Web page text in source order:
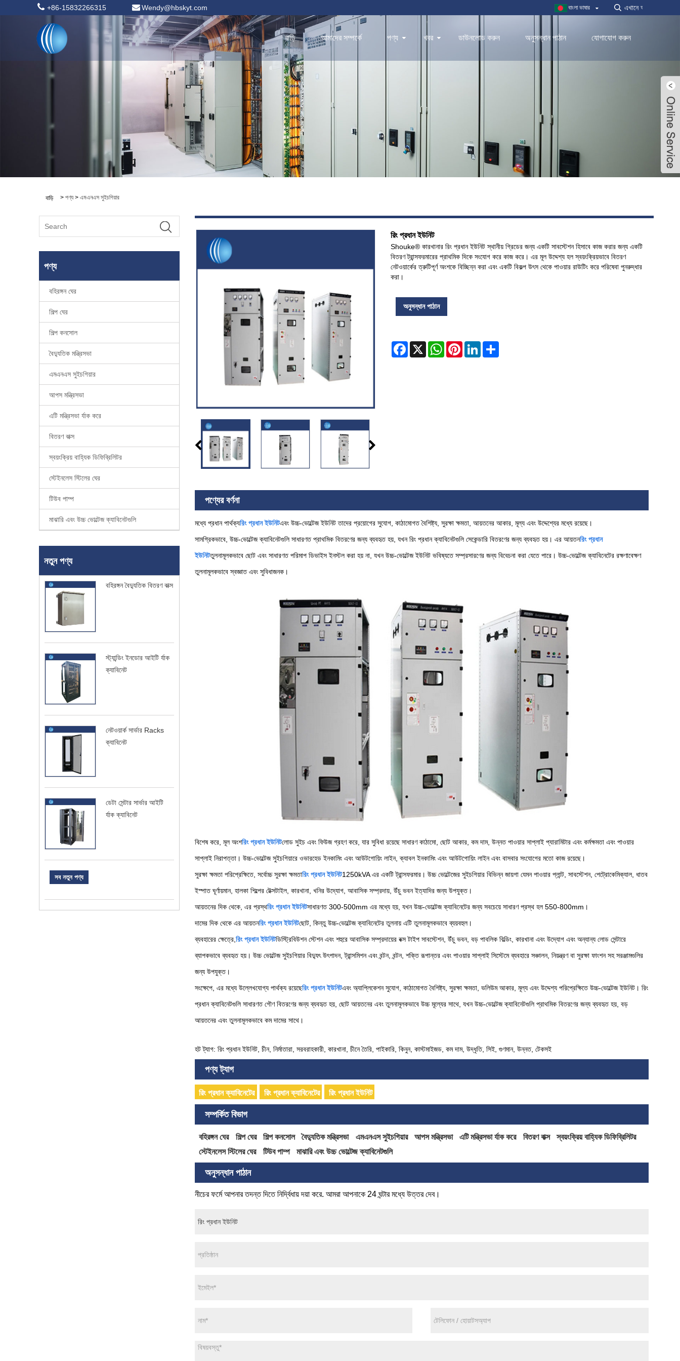
+86-15832266315 Wendy@hbskyt.com বাংলা ভাষার
বাড়ি আমাদের সম্পর্কে পণ্য খবর ডাউনলোড করুন অনুসন্ধান পাঠান যোগাযোগ করুন
বাড়ি > পণ্য> এমএনএস সুইচগিয়ার
পণ্য
বহিরঙ্গন ঘের
শিল্প ঘের
শিল্প কনসোল
বৈদ্যুতিক মন্ত্রিসভা
এমএনএস সুইচগিয়ার
আপস মন্ত্রিসভা
এটি মন্ত্রিসভা র্যাক করে
বিতরণ বাক্স
স্বয়ংক্রিয় বাহ্যিক ডিফিব্রিলিটর
স্টেইনলেস স্টিলের ঘের
টিউব পাম্প
মাঝারি এবং উচ্চ ভোল্টেজ ক্যাবিনেটগুলি
নতুন পণ্য
বহিরঙ্গন বৈদ্যুতিক বিতরণ বাক্স
স্ট্যান্ডিং ইনডোর আইটি র্যাক
ক্যাবিনেট
নেটওয়ার্ক সার্ভার Racks
ক্যাবিনেট
ডেটা সেন্টার সার্ভার আইটি
র্যাক ক্যাবিনেট
সব নতুন পণ্য
রিং প্রধান ইউনিট
Shouke® কারখানার রিং প্রধান ইউনিট স্থানীয় গ্রিডের জন্য একটি সাবস্টেশন হিসাবে কাজ করার জন্য একটি
বিতরণ ট্রান্সফরমারের প্রাথমিক দিকে সংযোগ করে কাজ করে। এর মূল উদ্দেশ্য হল স্বয়ংক্রিয়ভাবে বিতরণ
নেটওয়ার্কের ত্রুটিপূর্ণ অংশকে বিচ্ছিন্ন করা এবং একটি বিকল্প উৎস থেকে পাওয়ার রাউটিং করে পরিষেবা পুনরুদ্ধার
করা।
অনুসন্ধান পাঠান
Facebook
X WhatsAppPinterestLinkedIn
পণ্যের বর্ণনা
মধ্যে প্রধান পার্থক্যরিং প্রধান ইউনিটএবং উচ্চ-ভোল্টেজ ইউনিট তাদের প্রয়োগের সুযোগ, কাঠামোগত বৈশিষ্ট্য, সুরক্ষা ক্ষমতা, আয়তনের আকার, মূল্য এবং উদ্দেশ্যের মধ্যে রয়েছে।
সামগ্রিকভাবে, উচ্চ-ভোল্টেজ ক্যাবিনেটগুলি সাধারণত প্রাথমিক বিতরণের জন্য ব্যবহৃত হয়, যখন রিং প্রধান ক্যাবিনেটগুলি সেকেন্ডারি বিতরণের জন্য ব্যবহৃত হয়। এর আয়তনরিং প্রধান
ইউনিটতুলনামূলকভাবে ছোট এবং সাধারণত পরিমাপ ডিভাইস ইনস্টল করা হয় না, যখন উচ্চ-ভোল্টেজ ইউনিট ভবিষ্যতে সম্প্রসারণের জন্য বিবেচনা করা যেতে পারে। উচ্চ-ভোল্টেজ ক্যাবিনেটের রক্ষণাবেক্ষণ
তুলনামূলকভাবে স্বজ্ঞাত এবং সুবিধাজনক।
বিশেষ করে, মূল অংশরিং প্রধান ইউনিটলোড সুইচ এবং ফিউজ গ্রহণ করে, যার সুবিধা রয়েছে সাধারণ কাঠামো, ছোট আকার, কম দাম, উন্নত পাওয়ার সাপ্লাই প্যারামিটার এবং কর্মক্ষমতা এবং পাওয়ার
সাপ্লাই নিরাপত্তা। উচ্চ-ভোল্টেজ সুইচগিয়ারে ওভারহেড ইনকামিং এবং আউটগোয়িং লাইন, ক্যাবল ইনকামিং এবং আউটগোয়িং লাইন এবং বাসবার সংযোগের মতো কাজ রয়েছে।
সুরক্ষা ক্ষমতা পরিপ্রেক্ষিতে, সর্বোচ্চ সুরক্ষা ক্ষমতারিং প্রধান ইউনিট1250kVA এর একটি ট্রান্সফরমার। উচ্চ ভোল্টেজের সুইচগিয়ার বিভিন্ন জায়গা যেমন পাওয়ার প্লান্ট, সাবস্টেশন, পেট্রোকেমিক্যাল, ধাতব
ইস্পাত ঘূর্ণায়মান, হালকা শিল্পের টেক্সটাইল, কারখানা, খনির উদ্যোগ, আবাসিক সম্প্রদায়, উঁচু ভবন ইত্যাদির জন্য উপযুক্ত।
আয়তনের দিক থেকে, এর প্রস্থরিং প্রধান ইউনিটসাধারণত 300-500mm এর মধ্যে হয়, যখন উচ্চ-ভোল্টেজ ক্যাবিনেটের জন্য সবচেয়ে সাধারণ প্রস্থ হল 550-800mm।
দামের দিক থেকে এর আয়তনরিং প্রধান ইউনিটছোট, কিন্তু উচ্চ-ভোল্টেজ ক্যাবিনেটের তুলনায় এটি তুলনামূলকভাবে ব্যয়বহুল।
ব্যবহারের ক্ষেত্রে,রিং প্রধান ইউনিটডিস্ট্রিবিউশন স্টেশন এবং শহুরে আবাসিক সম্প্রদায়ের বক্স টাইপ সাবস্টেশন, উঁচু ভবন, বড় পাবলিক বিল্ডিং, কারখানা এবং উদ্যোগ এবং অন্যান্য লোড সেন্টারে
ব্যাপকভাবে ব্যবহৃত হয়। উচ্চ ভোল্টেজ সুইচগিয়ার বিদ্যুৎ উৎপাদন, ট্রান্সমিশন এবং বন্টন, বন্টন, শক্তি রূপান্তর এবং পাওয়ার সাপ্লাই সিস্টেমে ব্যবহারে সঞ্চালন, নিয়ন্ত্রণ বা সুরক্ষা ফাংশন সহ সরঞ্জামগুলির
জন্য উপযুক্ত।
সংক্ষেপে, এর মধ্যে উল্লেখযোগ্য পার্থক্য রয়েছেরিং প্রধান ইউনিটএবং অ্যাপ্লিকেশন সুযোগ, কাঠামোগত বৈশিষ্ট্য, সুরক্ষা ক্ষমতা, ভলিউম আকার, মূল্য এবং উদ্দেশ্য পরিপ্রেক্ষিতে উচ্চ-ভোল্টেজ ইউনিট। রিং
প্রধান ক্যাবিনেটগুলি সাধারণত গৌণ বিতরণের জন্য ব্যবহৃত হয়, ছোট আয়তনের এবং তুলনামূলকভাবে উচ্চ মূল্যের সাথে, যখন উচ্চ-ভোল্টেজ ক্যাবিনেটগুলি প্রাথমিক বিতরণের জন্য ব্যবহৃত হয়, বড়
আয়তনের এবং তুলনামূলকভাবে কম দামের সাথে।
হট ট্যাগ: রিং প্রধান ইউনিট, চীন, নির্মাতারা, সরবরাহকারী, কারখানা, চীনে তৈরি, পাইকারি, কিনুন, কাস্টমাইজড, কম দাম, উদ্ধৃতি, সিই, গুণমান, উন্নত, টেকসই
পণ্য ট্যাগ
রিং প্রধান ক্যাবিনেটের রিং প্রধান ক্যাবিনেটের রিং প্রধান ইউনিট
সম্পর্কিত বিভাগ
বহিরঙ্গন ঘের শিল্প ঘের শিল্প কনসোল বৈদ্যুতিক মন্ত্রিসভা এমএনএস সুইচগিয়ার আপস মন্ত্রিসভা এটি মন্ত্রিসভা র্যাক করে বিতরণ বাক্স
স্বয়ংক্রিয় বাহ্যিক ডিফিব্রিলিটর
স্টেইনলেস স্টিলের ঘের
টিউব পাম্প মাঝারি এবং উচ্চ ভোল্টেজ ক্যাবিনেটগুলি
অনুসন্ধান পাঠান
নীচের ফর্মে আপনার তদন্ত দিতে নির্দ্বিধায় দয়া করে. আমরা আপনাকে 24 ঘন্টার মধ্যে উত্তর দেব।